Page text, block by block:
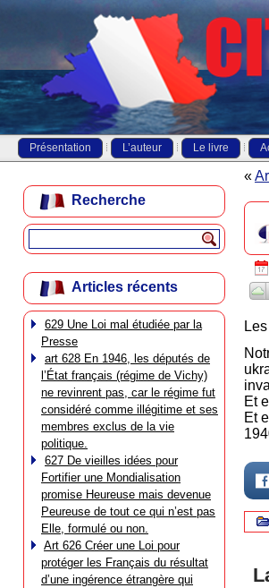
Présentation L’auteur Le livre
Recherche
Articles récents
629 Une Loi mal étudiée par la
Presse
art 628 En 1946, les députés de
l’État français (régime de Vichy)
ne revinrent pas, car le régime fut
considéré comme illégitime et ses
membres exclus de la vie
politique.
627 De vieilles idées pour
Fortifier une Mondialisation
promise Heureuse mais devenue
Peureuse de tout ce qui n’est pas
Elle, formulé ou non.
Art 626 Créer une Loi pour
protéger les Français du résultat
d’une ingérence étrangère qui
«
Et
Et